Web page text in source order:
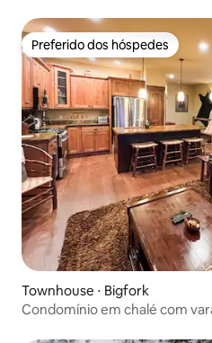
Preferido dos hóspedes
Preferido dos hóspedes
Townhouse ⋅ Bigfork
Condomínio em chalé com